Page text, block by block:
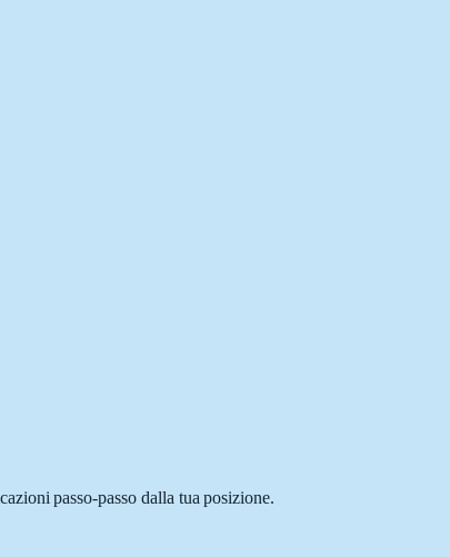
passo-passo dalla tua posizione.